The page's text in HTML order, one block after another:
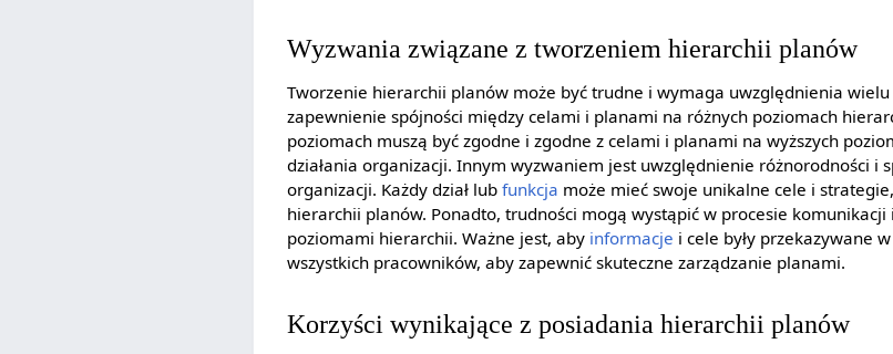
Wyzwania związane z tworzeniem hierarchii planów
Tworzenie hierarchii planów może być trudne i wymaga uwzględnienia wielu
zapewnienie spójności między celami i planami na różnych poziomach
poziomach muszą być zgodne i zgodne z celami i planami na wyższych
działania organizacji. Innym wyzwaniem jest uwzględnienie różnorodności i
organizacji. Każdy dział lubfunkcja może mieć swoje unikalne cele i
hierarchii planów. Ponadto, trudności mogą wystąpić w procesie
poziomami hierarchii. Ważne jest, aby informacje i cele były przekazywane
wszystkich pracowników, aby zapewnić skuteczne zarządzanie planami.
Korzyści wynikające z posiadania hierarchii planów